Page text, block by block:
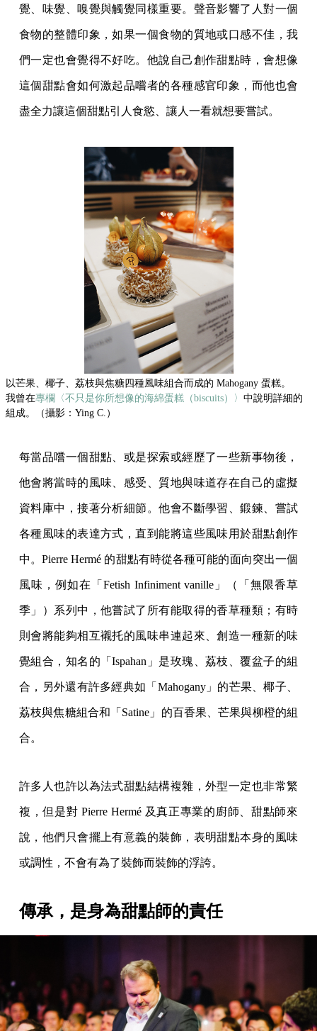
覺、味覺、嗅覺與觸覺同樣重要。聲音影響了人對一個
食物的整體印象，如果一個食物的質地或口感不佳，我
們一定也會覺得不好吃。他說自己創作甜點時，會想像
這個甜點會如何激起品嚐者的各種感官印象，而他也會
盡全力讓這個甜點引人食慾、讓人一看就想要嘗試。
以芒果、椰子、荔枝與焦糖四種風味組合而成的 Mahogany 蛋糕。
我曾在專欄〈不只是你所想像的海綿蛋糕（biscuits）〉 中說明詳細的
組成。（攝影：Ying C.）
每當品嚐一個甜點、或是探索或經歷了一些新事物後，
他會將當時的風味、感受、質地與味道存在自己的虛擬
資料庫中，接著分析細節。他會不斷學習、鍛鍊、嘗試
各種風味的表達方式，直到能將這些風味用於甜點創作
中。Pierre Hermé 的甜點有時從各種可能的面向突出一個
風味，例如在「Fetish Infiniment vanille」（「無限香草
季」）系列中，他嘗試了所有能取得的香草種類；有時
則會將能夠相互襯托的風味串連起來、創造一種新的味
覺組合，知名的「Ispahan」是玫瑰、荔枝、覆盆子的組
合，另外還有許多經典如「Mahogany」的芒果、椰子、
荔枝與焦糖組合和「Satine」的百香果、芒果與柳橙的組
合。
許多人也許以為法式甜點結構複雜，外型一定也非常繁
複，但是對 Pierre Hermé 及真正專業的廚師、甜點師來
說，他們只會擺上有意義的裝飾，表明甜點本身的風味
或調性，不會有為了裝飾而裝飾的浮誇。
傳承，是身為甜點師的責任